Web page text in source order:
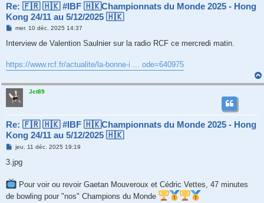
Re: 🇫🇷 🇭🇰 #IBF 🇭🇰Championnats du Monde 2025 - Hong
Kong 24/11 au 5/12/2025 🇭🇰
M
s
g
e
mer. 10 déc. 2025 14:37
Interview de Valention Saulnier sur la radio RCF ce mercredi matin.
https://www.rcf.fr/actualite/la-bonne-i ... ode=640975
Jct89
Re: 🇫🇷 🇭🇰 #IBF 🇭🇰Championnats du Monde 2025 - Hong
Kong 24/11 au 5/12/2025 🇭🇰
M
s
s
g
e
jeu. 11 déc. 2025 19:19
3.jpg
Pour voir ou revoir Gaetan Mouveroux et Cédric Vettes, 47 minutes
de bowling pour "nos" Champions du Monde